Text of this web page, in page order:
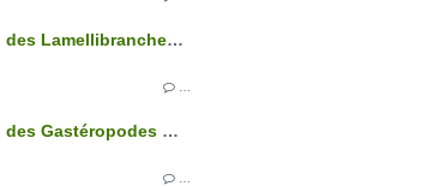
Clé de détermination des Lamellibranches marins
Clé de détermination des Gastéropodes marins